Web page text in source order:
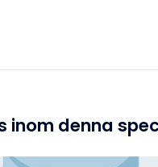
inom denna